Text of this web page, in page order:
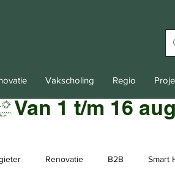
Vakscholing Regio
Renovatie B2B Smart